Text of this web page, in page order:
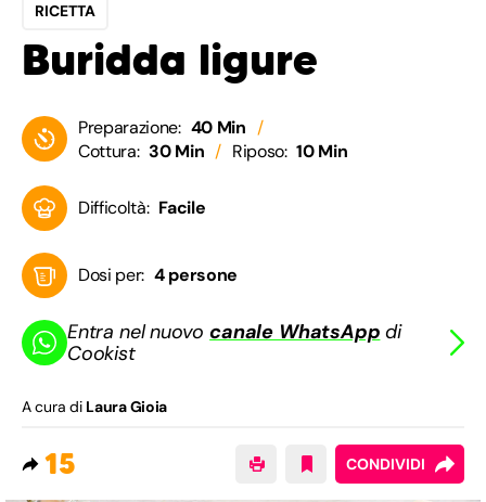
RICETTA
Buridda ligure
Preparazione: 40 Min
Cottura: 30 Min Riposo: 10 Min
Difficoltà: Facile
Dosi per: 4 persone
Entra nel nuovocanale WhatsApp di
Cookist
A cura di Laura Gioia
15 CONDIVIDI